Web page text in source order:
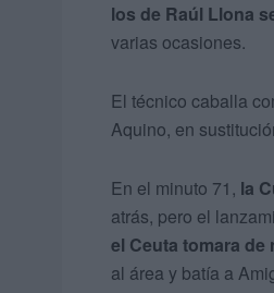
los de Raúl Llona
varias ocasiones.
El técnico caballa
Aquino, en
En el minuto 71, la
atrás, pero el
el Ceuta tomara
al área y batía a